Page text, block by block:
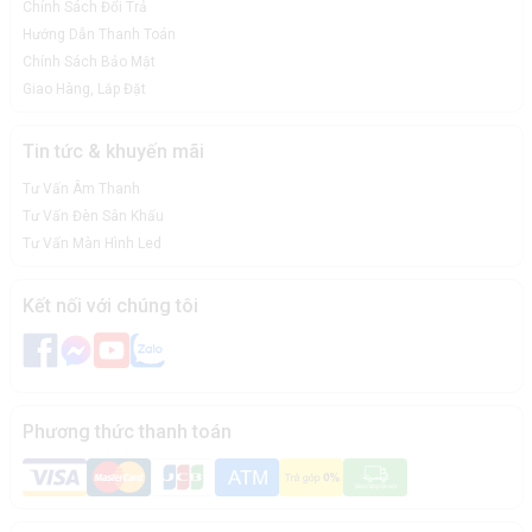
Turbosound TFM-560. Chúng tôi hy vọng những thông tin
này sẽ cung cấp cho bạn những kiến thức cơ bản về loa
toàn dải đồng thời sẽ giúp ích cho những người có ý định
mua loa Monitor Turbosound TFM-560 để sử dụng.
Chính Sách Đổi Trả
Hướng Dẫn Thanh Toán
Chính Sách Bảo Mật
Giao Hàng, Lắp Đặt
Tin tức & khuyến mãi
Tư Vấn Âm Thanh
Tư Vấn Đèn Sân Khấu
Tư Vấn Màn Hình Led
Kết nối với chúng tôi
Phương thức thanh toán